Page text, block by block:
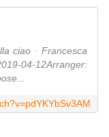
ciao · Francesca
04-12Arranger: